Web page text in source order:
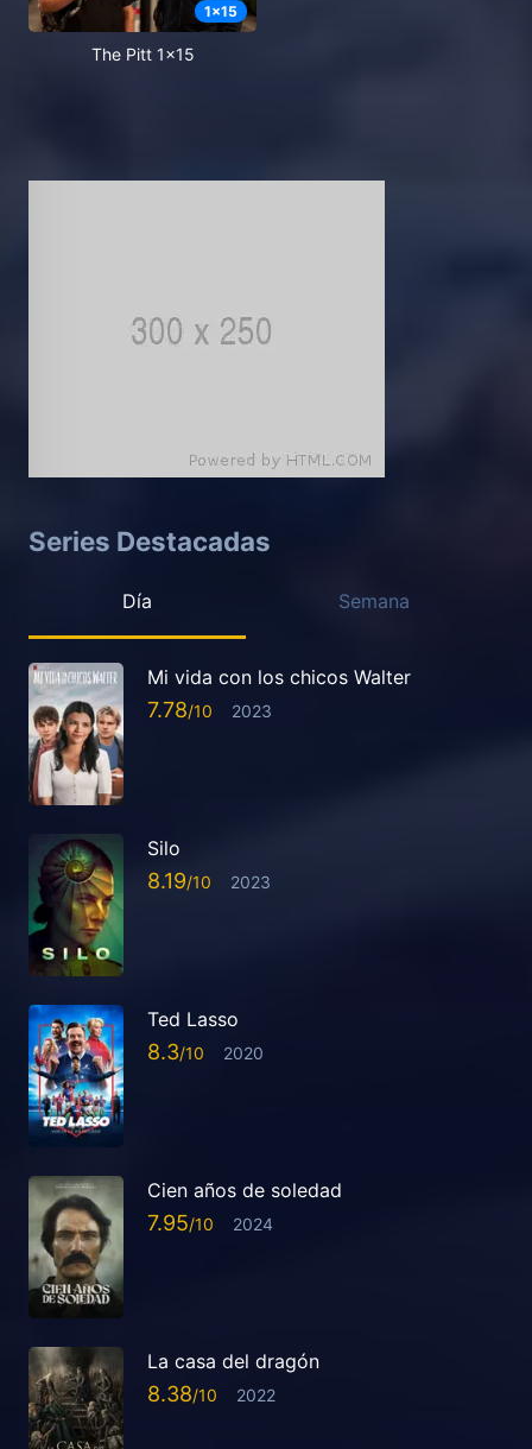
1x15
The Pitt 1x15
Series Destacadas
Día Semana
Mi vida con los chicos Walter
7.78 2023
Silo
8.19 2023
Ted Lasso
8.3 2020
Cien años de soledad
7.95 2024
La casa del dragón
8.38 2022